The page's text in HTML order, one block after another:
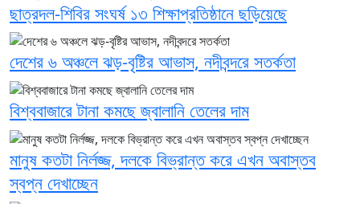
ছাত্রদল-শিবির সংঘর্ষ ১৩ শিক্ষাপ্রতিষ্ঠানে ছড়িয়েছে
দেশের ৬ অঞ্চলে ঝড়-বৃষ্টির আভাস, নদীবন্দরে সতর্কতা
বিশ্ববাজারে টানা কমছে জ্বালানি তেলের দাম
মানুষ কতটা নির্লজ্জ, দলকে বিভ্রান্ত করে এখন অবাস্তব
স্বপ্ন দেখাচ্ছেন